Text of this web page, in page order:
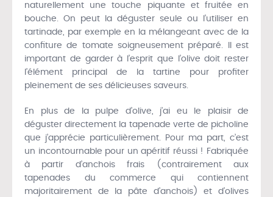
naturellement une touche piquante et fruitée en
bouche. On peut la déguster seule ou l’utiliser en
tartinade, par exemple en la mélangeant avec de la
confiture de tomate soigneusement préparé. Il est
important de garder à l’esprit que l’olive doit rester
l’élément principal de la tartine pour profiter
pleinement de ses délicieuses saveurs.
En plus de la pulpe d’olive, j’ai eu le plaisir de
déguster directement la tapenade verte de picholine
que j’apprécie particulièrement. Pour ma part, c’est
un incontournable pour un apéritif réussi ! Fabriquée
à partir d’anchois frais (contrairement aux
tapenades du commerce qui contiennent
majoritairement de la pâte d’anchois) et d’olives